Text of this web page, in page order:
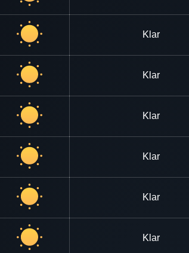
Klar
Klar
Klar
Klar
Klar
Klar